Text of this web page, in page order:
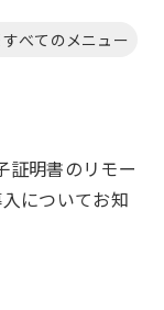
すべてのメニュー
証明書のリモー
についてお知